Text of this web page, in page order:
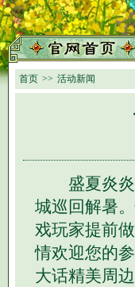
首页 >> 活动新闻
盛夏炎炎
城巡回解暑
戏玩家提前做
情欢迎您的
大话精美周